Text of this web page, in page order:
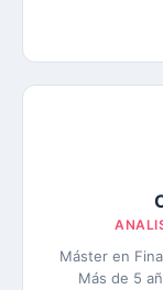
Máster en
Más de 5